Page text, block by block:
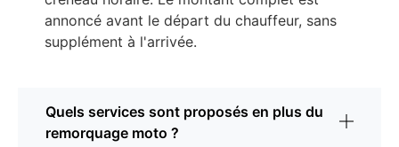
annoncé avant le départ du chauffeur, sans
supplément à l'arrivée.
Quels services sont proposés en plus du
remorquage moto ?